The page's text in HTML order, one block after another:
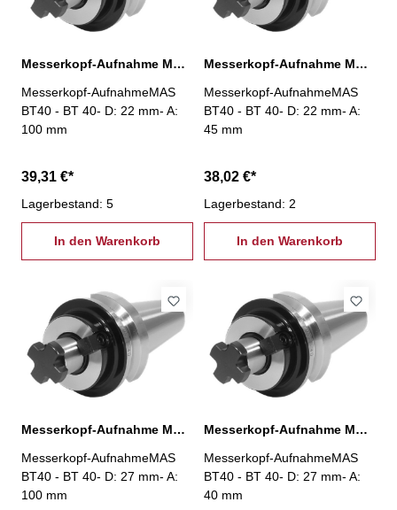
Messerkopf-Aufnahme MAS BT40, D:22 mm / A:100 mm
Messerkopf-AufnahmeMAS
BT40 - BT 40- D: 22 mm- A:
100 mm
39,31 €*
Lagerbestand: 5
In den Warenkorb
Messerkopf-Aufnahme MAS BT40, D:22 mm / A:45 mm
Messerkopf-AufnahmeMAS
BT40 - BT 40- D: 22 mm- A:
45 mm
38,02 €*
Lagerbestand: 2
In den Warenkorb
Messerkopf-Aufnahme MAS BT40, D:27 mm / A:100 mm
Messerkopf-AufnahmeMAS
BT40 - BT 40- D: 27 mm- A:
100 mm
Messerkopf-Aufnahme MAS BT40, D:27 mm / A:40 mm
Messerkopf-AufnahmeMAS
BT40 - BT 40- D: 27 mm- A:
40 mm